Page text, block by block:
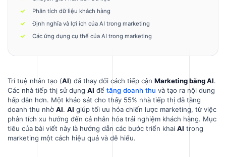
Phân tích dữ liệu khách hàng
Định nghĩa và lợi ích của AI trong marketing
Các ứng dụng cụ thể của AI trong marketing
Trí tuệ nhân tạo (AI) đã thay đổi cách tiếp cận Marketing bằng AI.
Các nhà tiếp thị sử dụng AI để tăng doanh thu và tạo ra nội dung
hấp dẫn hơn. Một khảo sát cho thấy 55% nhà tiếp thị đã tăng
doanh thu nhờ AI. AI giúp tối ưu hóa chiến lược marketing, từ việc
phân tích xu hướng đến cá nhân hóa trải nghiệm khách hàng. Mục
tiêu của bài viết này là hướng dẫn các bước triển khai AI trong
marketing một cách hiệu quả và dễ hiểu.